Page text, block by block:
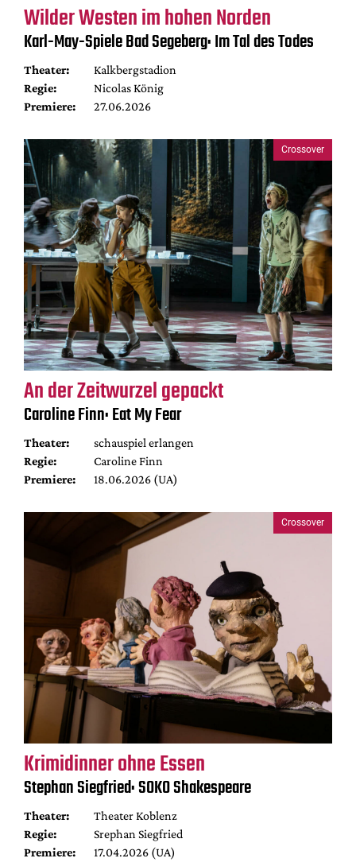
Wilder Westen im hohen Norden
Karl-May-Spiele Bad Segeberg: Im Tal des Todes
Theater:
Kalkbergstadion
Regie:
Nicolas König
Premiere:
27.06.2026
Crossover
An der Zeitwurzel gepackt
Caroline Finn: Eat My Fear
Theater:
schauspiel erlangen
Regie:
Caroline Finn
Premiere:
18.06.2026 (UA)
Crossover
Krimidinner ohne Essen
Stephan Siegfried: SOKO Shakespeare
Theater:
Theater Koblenz
Regie:
Srephan Siegfried
Premiere:
17.04.2026 (UA)